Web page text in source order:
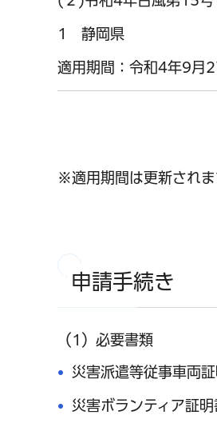
1 静岡県
適用期間：令和4年9月
※適用期間は更新されま
申請手続き
（1）必要書類
災害派遣等従事車両
災害ボランティア証